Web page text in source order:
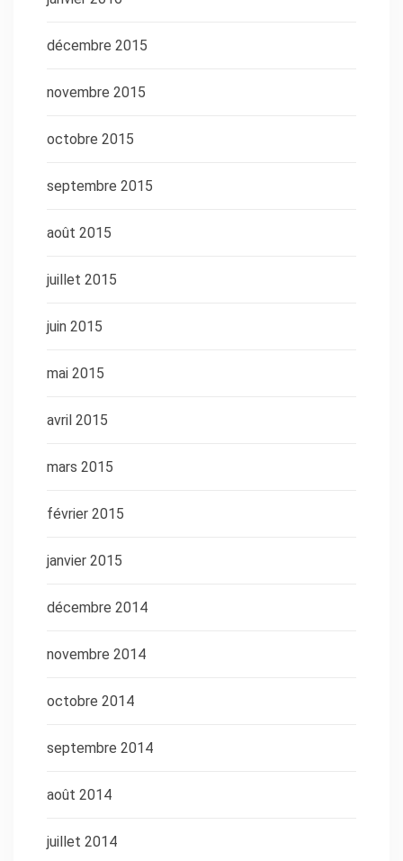
décembre 2015
novembre 2015
octobre 2015
septembre 2015
août 2015
juillet 2015
juin 2015
mai 2015
avril 2015
mars 2015
février 2015
janvier 2015
décembre 2014
novembre 2014
octobre 2014
septembre 2014
août 2014
juillet 2014